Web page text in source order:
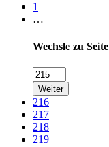
1
…
Wechsle zu Seite
Weiter
216
217
218
219